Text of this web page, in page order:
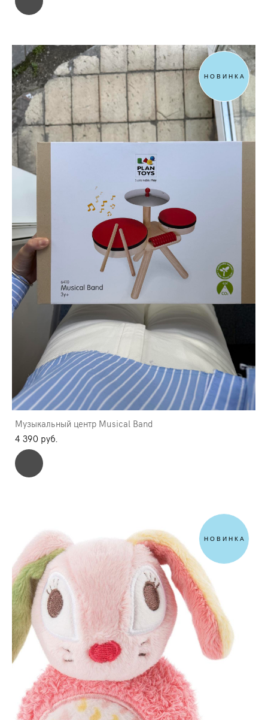
НОВИНКА
Музыкальный центр Musical Band
4 390 pуб.
НОВИНКА